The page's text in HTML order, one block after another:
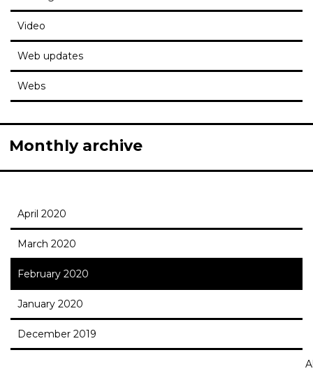
Video
Web updates
Webs
Monthly archive
April 2020
March 2020
February 2020
January 2020
December 2019